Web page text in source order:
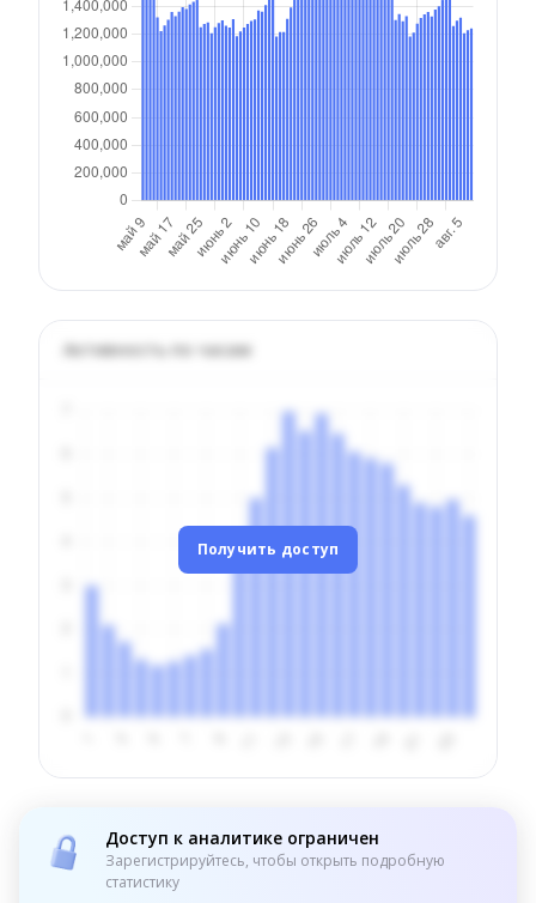
Активность по часам
Получить доступ
Доступ к аналитике ограничен
Зарегистрируйтесь, чтобы открыть подробную
статистику